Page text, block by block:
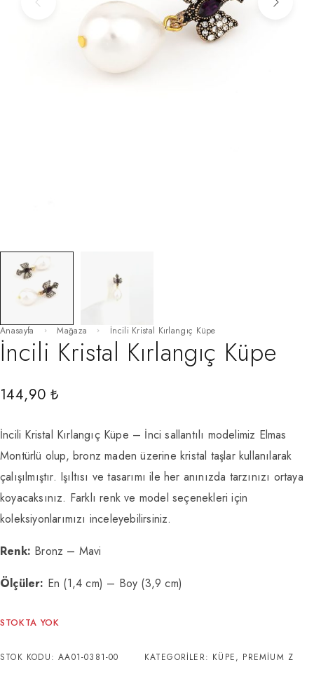
Anasayfa Mağaza İncili Kristal Kırlangıç Küpe
İncili Kristal Kırlangıç Küpe
144,90 ₺
İncili Kristal Kırlangıç Küpe – İnci sallantılı modelimiz Elmas
Montürlü olup, bronz maden üzerine kristal taşlar kullanılarak
çalışılmıştır. Işıltısı ve tasarımı ile her anınızda tarzınızı ortaya
koyacaksınız. Farklı renk ve model seçenekleri için
koleksiyonlarımızı inceleyebilirsiniz.
Renk: Bronz – Mavi
Ölçüler: En (1,4 cm) – Boy (3,9 cm)
STOKTA YOK
STOK KODU:AA01-0381-00 KATEGORILER: KÜPE, PREMIUM Z